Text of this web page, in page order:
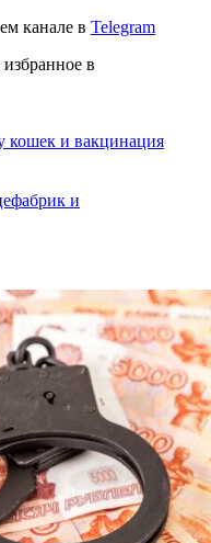
канале в Telegram
в
кошек и вакцинация
и